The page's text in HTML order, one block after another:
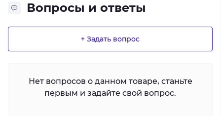
Вопросы и ответы
+ Задать вопрос
Нет вопросов о данном товаре, станьте
первым и задайте свой вопрос.